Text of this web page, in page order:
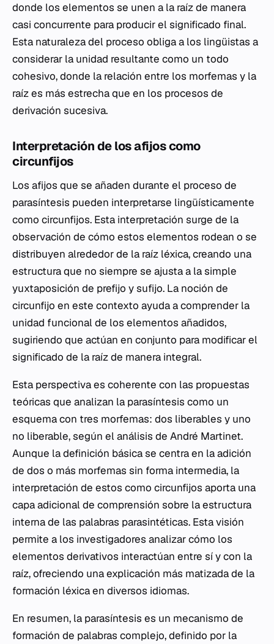
donde los elementos se unen a la raíz de manera
casi concurrente para producir el significado final.
Esta naturaleza del proceso obliga a los lingüistas a
considerar la unidad resultante como un todo
cohesivo, donde la relación entre los morfemas y la
raíz es más estrecha que en los procesos de
derivación sucesiva.
Interpretación de los afijos como
circunfijos
Los afijos que se añaden durante el proceso de
parasíntesis pueden interpretarse lingüísticamente
como circunfijos. Esta interpretación surge de la
observación de cómo estos elementos rodean o se
distribuyen alrededor de la raíz léxica, creando una
estructura que no siempre se ajusta a la simple
yuxtaposición de prefijo y sufijo. La noción de
circunfijo en este contexto ayuda a comprender la
unidad funcional de los elementos añadidos,
sugiriendo que actúan en conjunto para modificar el
significado de la raíz de manera integral.
Esta perspectiva es coherente con las propuestas
teóricas que analizan la parasíntesis como un
esquema con tres morfemas: dos liberables y uno
no liberable, según el análisis de André Martinet.
Aunque la definición básica se centra en la adición
de dos o más morfemas sin forma intermedia, la
interpretación de estos como circunfijos aporta una
capa adicional de comprensión sobre la estructura
interna de las palabras parasintéticas. Esta visión
permite a los investigadores analizar cómo los
elementos derivativos interactúan entre sí y con la
raíz, ofreciendo una explicación más matizada de la
formación léxica en diversos idiomas.
En resumen, la parasíntesis es un mecanismo de
formación de palabras complejo, definido por la